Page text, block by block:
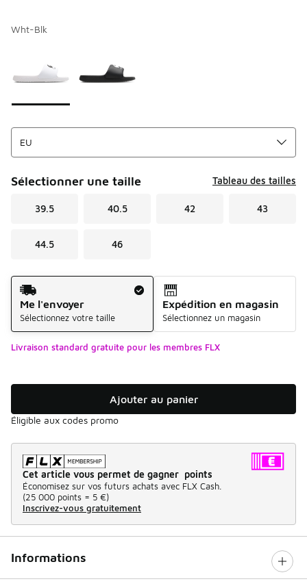
Wht-Blk
Sélectionner une taille Tableau des tailles
39.5 40.5 42 43
44.5 46
Mode d'expédition
Me l'envoyer
Sélectionnez votre taille
Expédition en magasin
Sélectionnez un magasin
Livraison standard gratuite pour les membres FLX
Ajouter au panier
Éligible aux codes promo
Cet article vous permet de gagner points
Économisez sur vos futurs achats avec FLX Cash.
(25 000 points = 5 €)
Inscrivez-vous gratuitement
Informations